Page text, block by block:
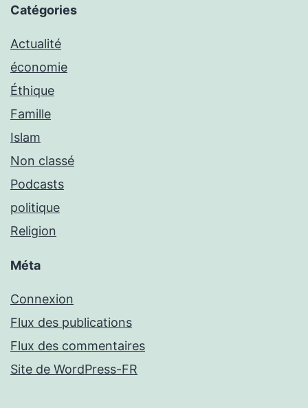
Catégories
Actualité
économie
Éthique
Famille
Islam
Non classé
Podcasts
politique
Religion
Méta
Connexion
Flux des publications
Flux des commentaires
Site de WordPress-FR